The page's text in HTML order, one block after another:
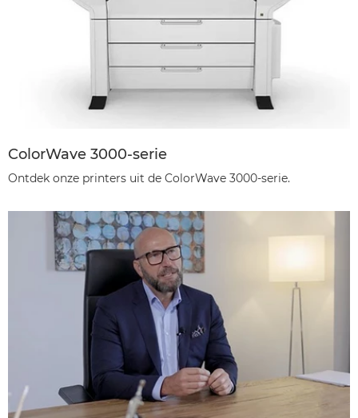
ColorWave 3000-serie
Ontdek onze printers uit de ColorWave 3000-serie.